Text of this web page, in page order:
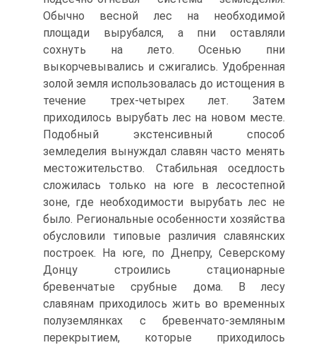
Обычно весной лес на необходимой
площади вырубался, а пни оставляли
сохнуть на лето. Осенью пни
выкорчевывались и сжигались. Удобренная
золой земля использовалась до истощения в
течение трех-четырех лет. Затем
приходилось вырубать лес на новом месте.
Подобный экстенсивный способ
земледелия вынуждал славян часто менять
местожительство. Стабильная оседлость
сложилась только на юге в лесостепной
зоне, где необходимости вырубать лес не
было. Региональные особенности хозяйства
обусловили типовые различия славянских
построек. На юге, по Днепру, Северскому
Донцу строились стационарные
бревенчатые срубные дома. В лесу
славянам приходилось жить во временных
полуземлянках с бревенчато-земляным
перекрытием, которые приходилось